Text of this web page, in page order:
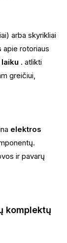
arba skyrikliai
apie rotoriaus
. atlikti
greičiui,
elektros
ir pavarų
komplektų